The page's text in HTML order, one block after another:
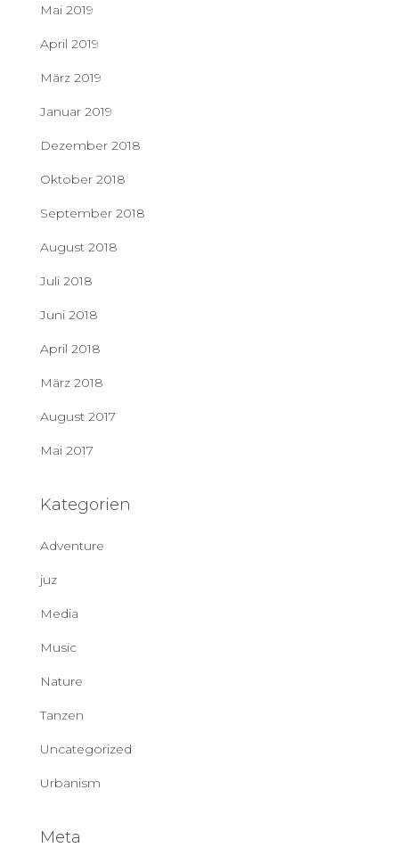
Mai 2019
April 2019
März 2019
Januar 2019
Dezember 2018
Oktober 2018
September 2018
August 2018
Juli 2018
Juni 2018
April 2018
März 2018
August 2017
Mai 2017
Kategorien
Adventure
juz
Media
Music
Nature
Tanzen
Uncategorized
Urbanism
Meta